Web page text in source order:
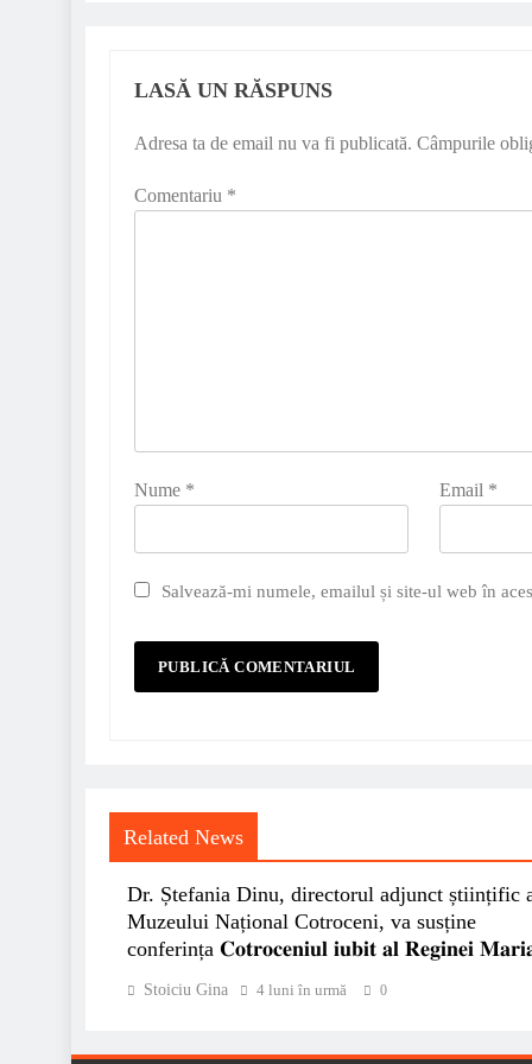
LASĂ UN RĂSPUNS
Adresa ta de email nu va fi publicată. Câmpurile
Comentariu *
Nume * Email *
Salvează-mi numele, emailul și site-ul web în
Related News
Dr. Ștefania Dinu, directorul adjunct științific
Muzeului Național Cotroceni, va susține
conferința 𝐂𝐨𝐭𝐫𝐨𝐜𝐞𝐧𝐢𝐮𝐥 𝐢𝐮𝐛𝐢𝐭 𝐚𝐥 𝐑𝐞𝐠𝐢𝐧𝐞𝐢
Stoiciu Gina 4 luni în urmă 0